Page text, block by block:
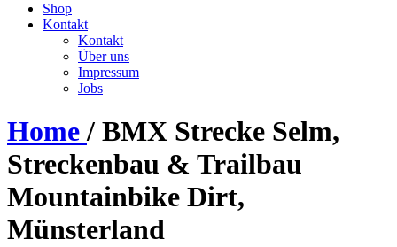
Shop
Kontakt
Kontakt
Über uns
Impressum
Jobs
Home/ BMX Strecke Selm,
Streckenbau & Trailbau
Mountainbike Dirt,
Münsterland